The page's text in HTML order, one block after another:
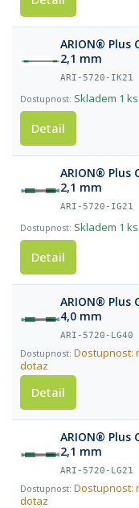
ARION® Plus
2,1 mm
ARI-5720-IK21
Skladem 1 ks
Detail
ARION® Plus
2,1 mm
ARI-5720-IG21
Skladem 1 ks
Detail
ARION® Plus
4,0 mm
ARI-5720-LG40
Dostupnost:
dotaz
Detail
ARION® Plus
2,1 mm
ARI-5720-LG21
Dostupnost:
dotaz